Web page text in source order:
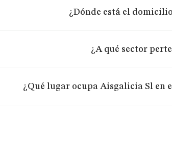
¿Dónde está el
¿A qué sector
¿Qué lugar ocupa Aisgalicia Sl